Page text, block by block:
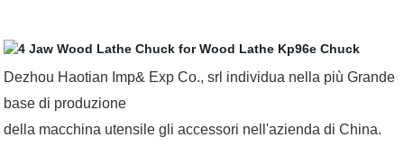
Dezhou Haotian Imp& Exp Co., srl individua nella più Grande
base di produzione
della macchina utensile gli accessori nell'azienda di China.